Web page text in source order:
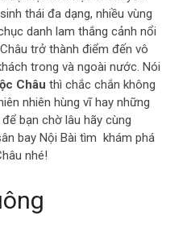
thái đa dạng, nhiều vùng
danh lam thắng cảnh nổi
trở thành điểm đến vô
trong và ngoài nước. Nói
Châu thì chắc chắn không
nhiên hùng vĩ hay những
bạn chờ lâu hãy cùng
bay Nội Bài tìm khám phá
nhé!